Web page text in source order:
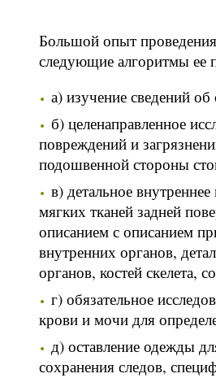
Большой опыт
следующие алгоритмы ее
а) изучение сведений
б) целенаправленное
повреждений и
подошвенной стороны
в) детальное
мягких тканей задней
описанием с описанием
внутренних органов,
органов, костей скелета,
г) обязательное
крови и мочи для
д) оставление одежды
сохранения следов,